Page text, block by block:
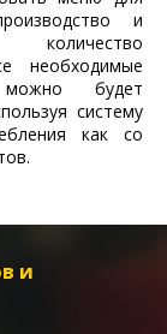
и
необходимые
будет
систему
как со
и